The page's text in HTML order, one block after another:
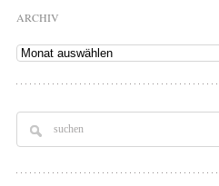
ARCHIV
Archiv